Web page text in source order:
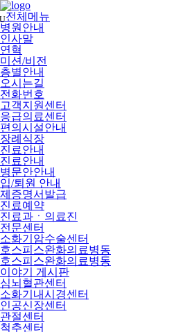
메
뉴
건
너
뛰
기
전체메뉴
병원안내
인사말
연혁
미션/비전
층별안내
오시는길
전화번호
고객지원센터
응급의료센터
편의시설안내
장례식장
진료안내
진료안내
병문안안내
입/퇴원 안내
제증명서발급
진료예약
진료과ㆍ의료진
전문센터
소화기암수술센터
호스피스완화의료병동
호스피스완화의료병동
이야기 게시판
심뇌혈관센터
소화기내시경센터
인공신장센터
관절센터
척추센터